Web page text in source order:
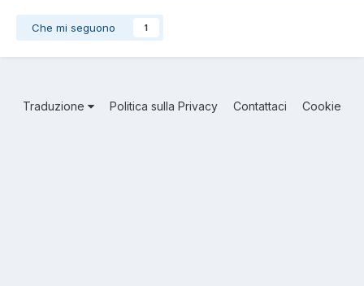
Che mi seguono 1
Traduzione Politica sulla Privacy Contattaci Cookie